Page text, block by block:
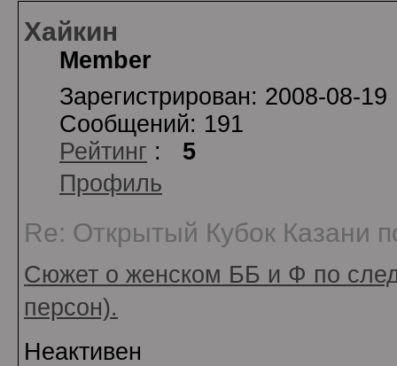
Хайкин
Member
Зарегистрирован: 2008-08-19
Сообщений: 191
Рейтинг : 5
Профиль
Re: Открытый Кубок Казани
Сюжет о женском ББ и Ф по
персон).
Неактивен